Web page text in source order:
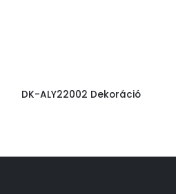
DK-ALY22002 Dekoráció